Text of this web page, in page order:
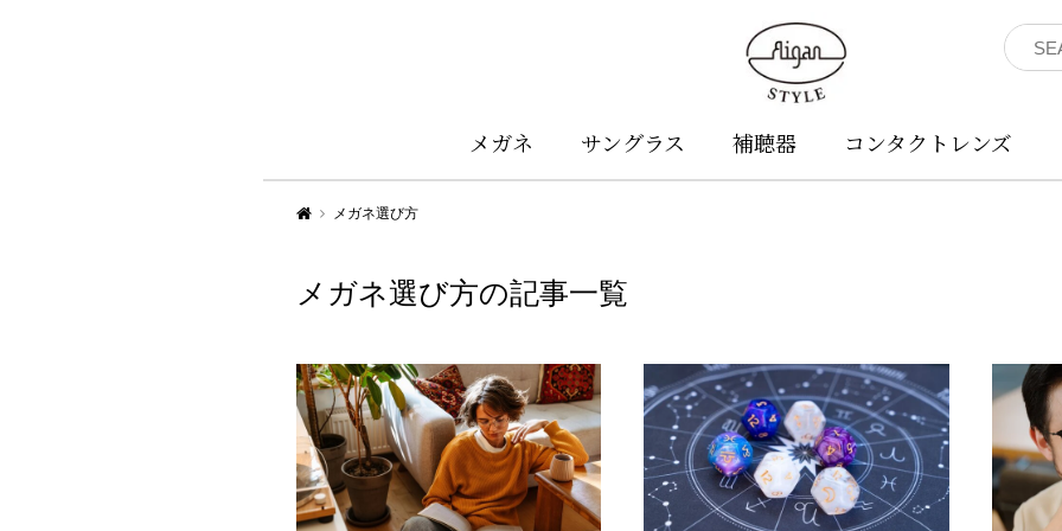
メガネ サングラス 補聴器 コンタクトレンズ
Aigan STYLE（メガネ・めがね）
メガネ選び方
メガネ選び方の記事一覧